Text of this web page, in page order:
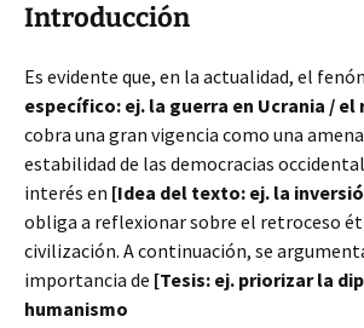
Introducción
Es evidente que, en la actualidad, el
específico: ej. la guerra en Ucrania /
cobra una gran vigencia como una
estabilidad de las democracias
interés en [Idea del texto: ej. la
obliga a reflexionar sobre el retroceso
civilización. A continuación, se
importancia de [Tesis: ej. priorizar la
humanismo